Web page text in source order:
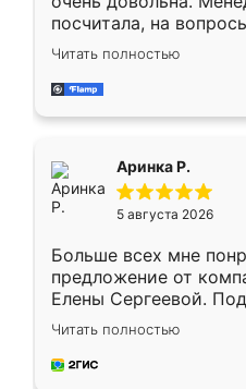
посчитала, на
Замерщик приехал в
делу со всей
за день, ребята
Читать полностью
Аринка Р.
5 августа 2026
Больше всех мне
предложение от
Елены Сергеевой.
короткие сроки
для замера
предложил по моему
Читать полностью